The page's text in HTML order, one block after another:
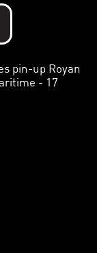
pin-up Royan
- 17